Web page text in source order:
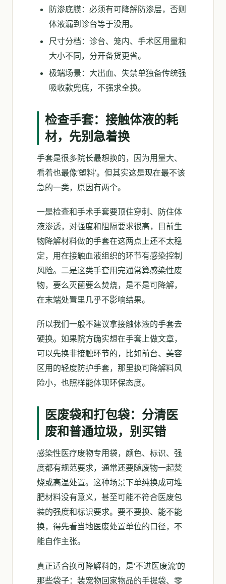
防渗底膜：必须有可降解防渗层，否则
体液漏到诊台等于没用。
尺寸分档：诊台、笼内、手术区用量和
大小不同，分开备货更省。
极端场景：大出血、失禁单独备传统强
吸收款兜底，不强求全换。
检查手套：接触体液的耗
材，先别急着换
手套是很多院长最想换的，因为用量大、
看着也最像‘塑料’。但其实这是现在最不该
急的一类，原因有两个。
一是检查和手术手套要顶住穿刺、防住体
液渗透，对强度和阻隔要求很高，目前生
物降解材料做的手套在这两点上还不太稳
定，用在接触血液组织的环节有感染控制
风险。二是这类手套用完通常算感染性废
物，要么灭菌要么焚烧，是不是可降解，
在末端处置里几乎不影响结果。
所以我们一般不建议拿接触体液的手套去
硬换。如果院方确实想在手套上做文章，
可以先换非接触环节的，比如前台、美容
区用的轻度防护手套，那里换可降解料风
险小，也照样能体现环保态度。
医废袋和打包袋：分清医
废和普通垃圾，别买错
感染性医疗废物专用袋，颜色、标识、强
度都有规范要求，通常还要随废物一起焚
烧或高温处置。这种场景下单纯换成可堆
肥材料没有意义，甚至可能不符合医废包
装的强度和标识要求。要不要换、能不能
换，得先看当地医废处置单位的口径，不
能自作主张。
真正适合换可降解料的，是‘不进医废流’的
那些袋子：装宠物回家物品的手提袋、零